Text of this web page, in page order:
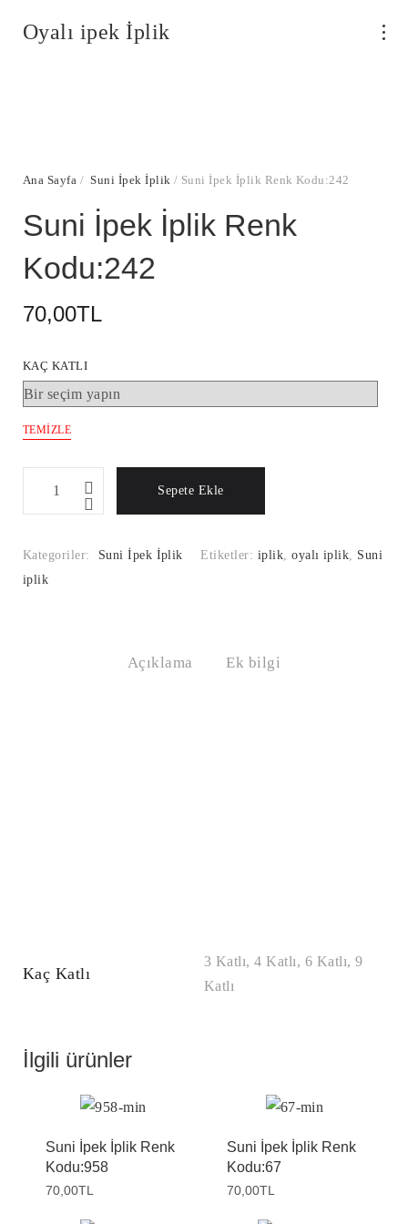
Oyalı ipek İplik
Ana Sayfa / Suni İpek İplik / Suni İpek İplik Renk Kodu:242
Suni İpek İplik Renk
Kodu:242
70,00TL
KAÇ KATLI
TEMIZLE
Renk
Kodu:242
Sepete Ekle
Kategoriler: Suni İpek İplik Etiketler: iplik,oyalı iplik, Suni
iplik
Açıklama Ek bilgi
Kaç Katlı
3 Katlı, 4 Katlı, 6 Katlı, 9
Katlı
İlgili ürünler
Suni İpek İplik Renk
Kodu:958
70,00TL
Suni İpek İplik Renk
Kodu:67
70,00TL